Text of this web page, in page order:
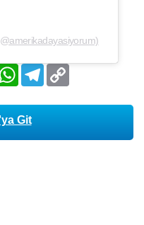
WhatsAppTelegram
Git